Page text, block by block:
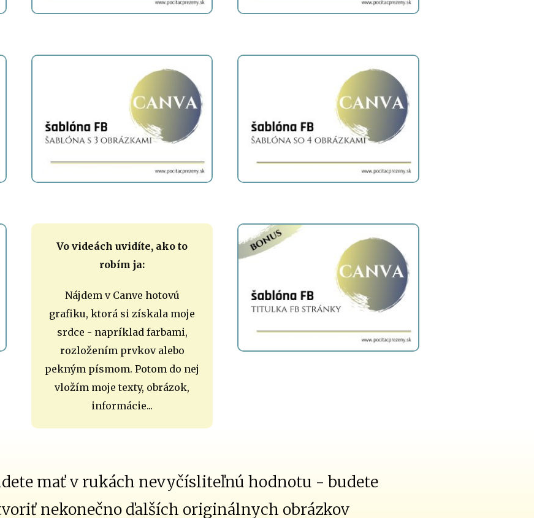
Vo videách uvidíte, ako to
robím ja:
Nájdem v Canve hotovú
grafiku, ktorá si získala moje
srdce - napríklad farbami,
rozložením prvkov alebo
pekným písmom. Potom do nej
vložím moje texty, obrázok,
informácie...
mať v rukách nevyčísliteľnú hodnotu - budete
nekonečno ďalších originálnych obrázkov